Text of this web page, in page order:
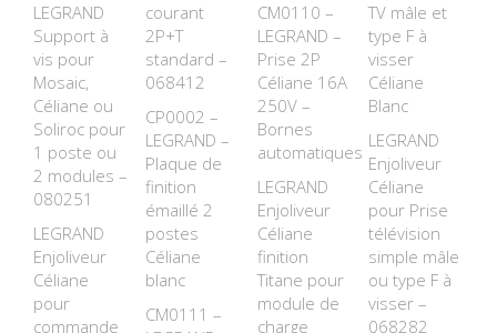
LEGRAND
Support à
vis pour
Mosaic,
Céliane ou
Soliroc pour
1 poste ou
2 modules –
080251
LEGRAND
Enjoliveur
Céliane
pour
commande
courant
2P+T
standard –
068412
CP0002 –
LEGRAND –
Plaque de
finition
émaillé 2
postes
Céliane
blanc
CM0111 –
CM0110 –
LEGRAND –
Prise 2P
Céliane 16A
250V –
Bornes
automatiques
LEGRAND
Enjoliveur
Céliane
finition
Titane pour
module de
charge
TV mâle et
type F à
visser
Céliane
Blanc
LEGRAND
Enjoliveur
Céliane
pour Prise
télévision
simple mâle
ou type F à
visser –
068282